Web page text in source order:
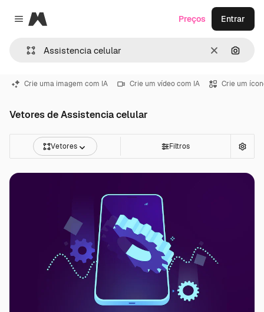
Close menu
Magnific
Limpar
Preços Entrar
Crie uma imagem com IA Crie um vídeo com IA Crie um
Vetores de Assistencia celular
Vetores Filtros